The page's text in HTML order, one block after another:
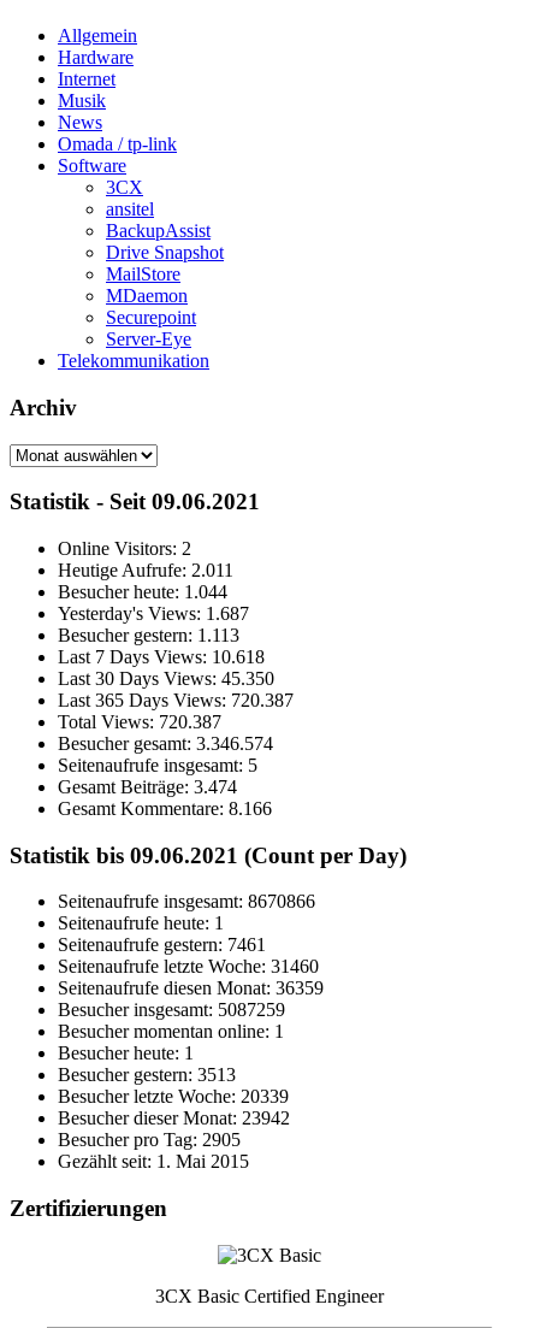
Allgemein
Hardware
Internet
Musik
News
Omada / tp-link
Software
3CX
ansitel
BackupAssist
Drive Snapshot
MailStore
MDaemon
Securepoint
Server-Eye
Telekommunikation
Archiv
Archiv
Statistik - Seit 09.06.2021
Online Visitors: 2
Heutige Aufrufe: 2.011
Besucher heute: 1.044
Yesterday's Views: 1.687
Besucher gestern: 1.113
Last 7 Days Views: 10.618
Last 30 Days Views: 45.350
Last 365 Days Views: 720.387
Total Views: 720.387
Besucher gesamt: 3.346.574
Seitenaufrufe insgesamt: 5
Gesamt Beiträge: 3.474
Gesamt Kommentare: 8.166
Statistik bis 09.06.2021 (Count per Day)
Seitenaufrufe insgesamt: 8670866
Seitenaufrufe heute: 1
Seitenaufrufe gestern: 7461
Seitenaufrufe letzte Woche: 31460
Seitenaufrufe diesen Monat: 36359
Besucher insgesamt: 5087259
Besucher momentan online: 1
Besucher heute: 1
Besucher gestern: 3513
Besucher letzte Woche: 20339
Besucher dieser Monat: 23942
Besucher pro Tag: 2905
Gezählt seit: 1. Mai 2015
Zertifizierungen
3CX Basic Certified Engineer